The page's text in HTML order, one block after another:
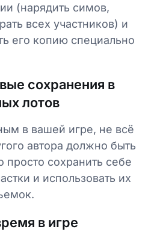
(нарядить симов,
всех участников) и
его копию специально
сохранения в
лотов
в вашей игре, не всё
автора должно быть
сохранить себе
и использовать их
в игре